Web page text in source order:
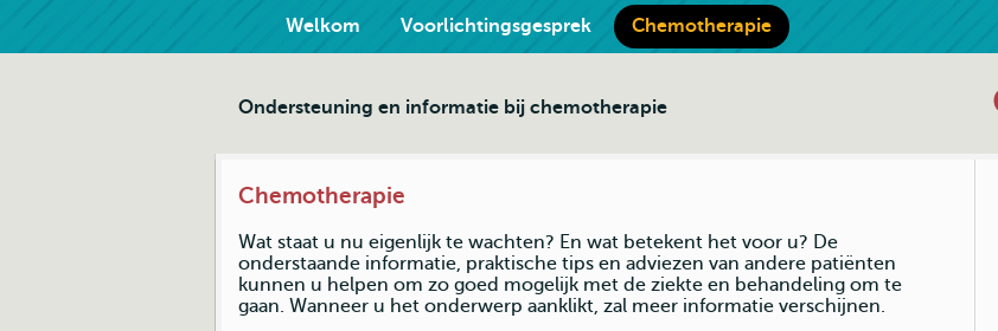
Welkom Voorlichtingsgesprek Chemotherapie
Ondersteuning en informatie bij chemotherapie
Chemotherapie
Wat staat u nu eigenlijk te wachten? En wat betekent het voor u? De
onderstaande informatie, praktische tips en adviezen van andere patiënten
kunnen u helpen om zo goed mogelijk met de ziekte en behandeling om te
gaan. Wanneer u het onderwerp aanklikt, zal meer informatie verschijnen.